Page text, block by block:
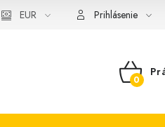
EUR Prihlásenie